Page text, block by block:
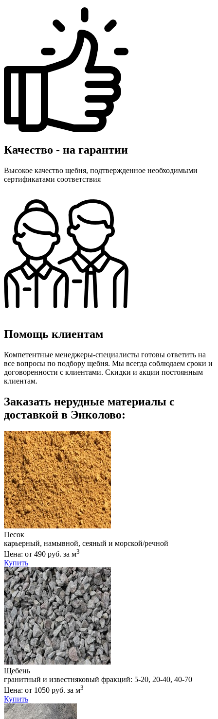
Качество - на гарантии
Высокое качество щебня, подтвержденное необходимыми
сертификатами соответствия
Помощь клиентам
Компетентные менеджеры-специалисты готовы ответить на
все вопросы по подбору щебня. Мы всегда соблюдаем сроки и
договоренности с клиентами. Скидки и акции постоянным
клиентам.
Заказать нерудные материалы с
доставкой в Энколово:
Песок
карьерный, намывной, сеяный и морской/речной
Цена: от 490 руб. за м3
Купить
Щебень
гранитный и известняковый фракций: 5-20, 20-40, 40-70
Цена: от 1050 руб. за м3
Купить